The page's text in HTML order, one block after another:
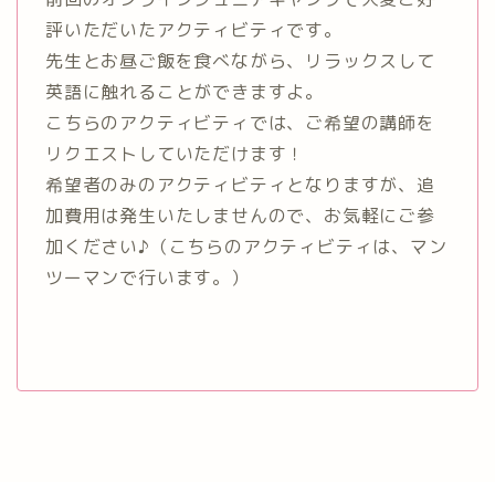
評いただいたアクティビティです。
先生とお昼ご飯を食べながら、リラックスして
英語に触れることができますよ。
こちらのアクティビティでは、ご希望の講師を
リクエストしていただけます！
希望者のみのアクティビティとなりますが、追
加費用は発生いたしませんので、お気軽にご参
加ください♪（こちらのアクティビティは、マン
ツーマンで行います。）